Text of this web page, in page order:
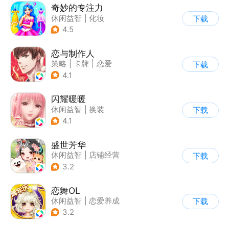
奇妙的专注力
休闲益智
化妆
| 宝宝巴士
4.5
下载
恋与制作人
策略 卡牌
恋爱
| 乙女
4.1
下载
闪耀暖暖
休闲益智
换装
| 美少女
4.1
下载
盛世芳华
休闲益智
店铺经营
| 架空历史
3.2
下载
恋舞OL
休闲益智
恋爱养成
| 仙侠
3.2
下载